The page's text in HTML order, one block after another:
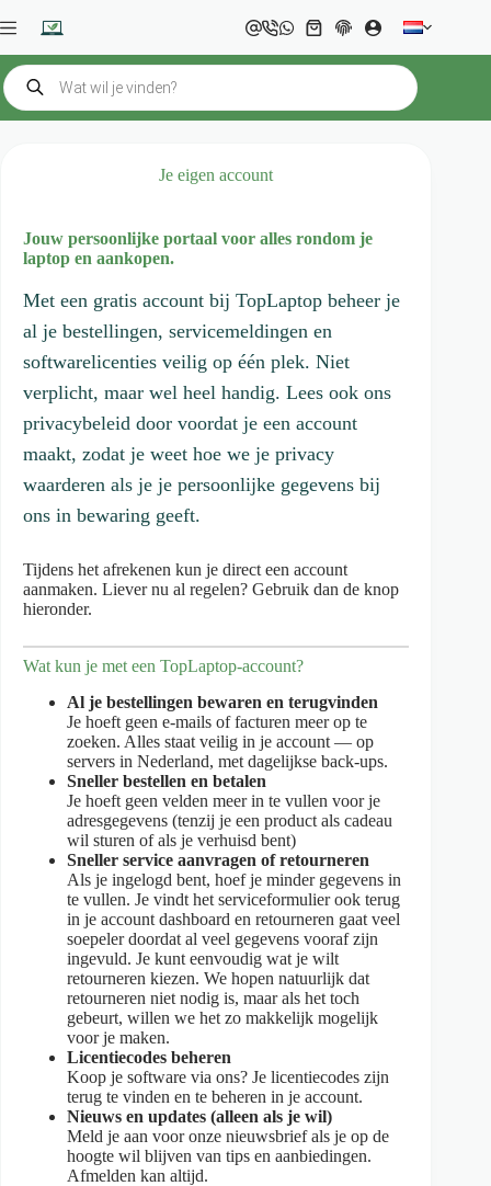
naar
inhoud
Winkelwagen
Producten
zoeken
Je eigen account
Jouw persoonlijke portaal voor alles rondom je
laptop en aankopen.
Met een gratis account bij TopLaptop beheer je
al je bestellingen, servicemeldingen en
softwarelicenties veilig op één plek. Niet
verplicht, maar wel heel handig. Lees ook ons
privacybeleid door voordat je een account
maakt, zodat je weet hoe we je privacy
waarderen als je je persoonlijke gegevens bij
ons in bewaring geeft.
Tijdens het afrekenen kun je direct een account
aanmaken. Liever nu al regelen? Gebruik dan de knop
hieronder.
Wat kun je met een TopLaptop-account?
Al je bestellingen bewaren en terugvinden
Je hoeft geen e-mails of facturen meer op te
zoeken. Alles staat veilig in je account — op
servers in Nederland, met dagelijkse back-ups.
Sneller bestellen en betalen
Je hoeft geen velden meer in te vullen voor je
adresgegevens (tenzij je een product als cadeau
wil sturen of als je verhuisd bent)
Sneller service aanvragen of retourneren
Als je ingelogd bent, hoef je minder gegevens in
te vullen. Je vindt het serviceformulier ook terug
in je account dashboard en retourneren gaat veel
soepeler doordat al veel gegevens vooraf zijn
ingevuld. Je kunt eenvoudig wat je wilt
retourneren kiezen. We hopen natuurlijk dat
retourneren niet nodig is, maar als het toch
gebeurt, willen we het zo makkelijk mogelijk
voor je maken.
Licentiecodes beheren
Koop je software via ons? Je licentiecodes zijn
terug te vinden en te beheren in je account.
Nieuws en updates (alleen als je wil)
Meld je aan voor onze nieuwsbrief als je op de
hoogte wil blijven van tips en aanbiedingen.
Afmelden kan altijd.